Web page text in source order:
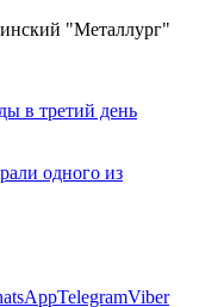
в третий день
одного из
TelegramViber